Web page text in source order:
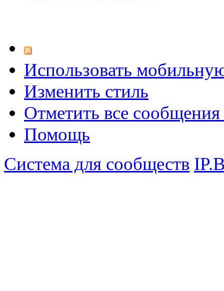
Использовать
Изменить стиль
Отметить все
Помощь
Система для сообществ